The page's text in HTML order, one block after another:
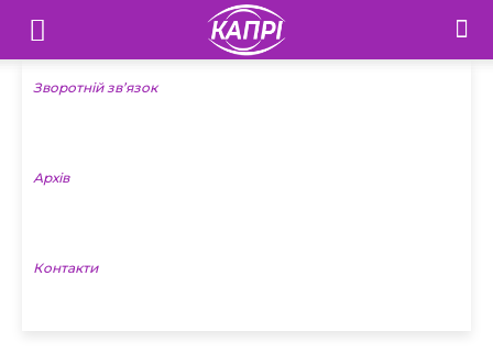
Телебачення
«Капрі»
Новини
Зворотній зв’язок
Архів
Контакти